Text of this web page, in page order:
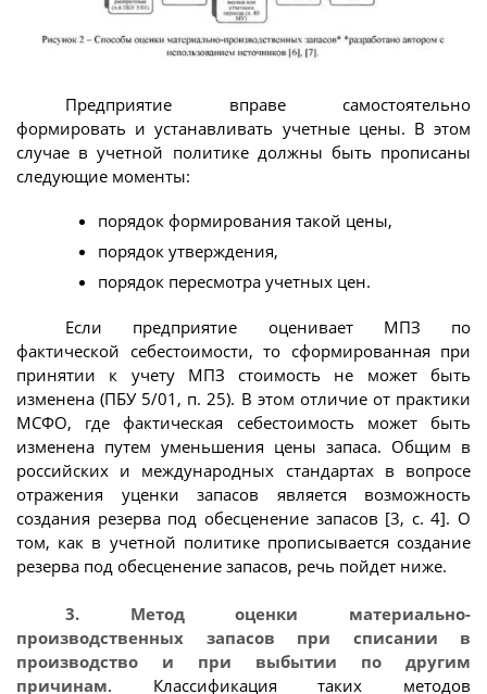
Предприятие вправе самостоятельно
формировать и устанавливать учетные цены. В этом
случае в учетной политике должны быть прописаны
следующие моменты:
порядок формирования такой цены,
порядок утверждения,
порядок пересмотра учетных цен.
Если предприятие оценивает МПЗ по
фактической себестоимости, то сформированная при
принятии к учету МПЗ стоимость не может быть
изменена (ПБУ 5/01, п. 25). В этом отличие от практики
МСФО, где фактическая себестоимость может быть
изменена путем уменьшения цены запаса. Общим в
российских и международных стандартах в вопросе
отражения уценки запасов является возможность
создания резерва под обесценение запасов [3, с. 4]. О
том, как в учетной политике прописывается создание
резерва под обесценение запасов, речь пойдет ниже.
3. Метод оценки материально-
производственных запасов при списании в
производство и при выбытии по другим
причинам. Классификация таких методов